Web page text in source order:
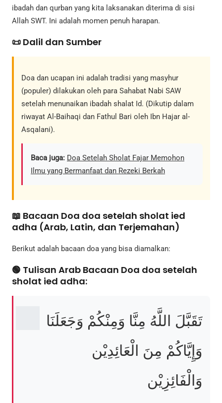
ibadah dan qurban yang kita laksanakan diterima di sisi
Allah SWT. Ini adalah momen penuh harapan.
📜 Dalil dan Sumber
Doa dan ucapan ini adalah tradisi yang masyhur
(populer) dilakukan oleh para Sahabat Nabi SAW
setelah menunaikan ibadah shalat Id. (Dikutip dalam
riwayat Al-Baihaqi dan Fathul Bari oleh Ibn Hajar al-
Asqalani).
Baca juga: Doa Setelah Sholat Fajar Memohon
Ilmu yang Bermanfaat dan Rezeki Berkah
📖 Bacaan Doa doa setelah sholat ied
adha (Arab, Latin, dan Terjemahan)
Berikut adalah bacaan doa yang bisa diamalkan:
🟢 Tulisan Arab Bacaan Doa doa setelah
sholat ied adha:
تَقَبَّلَ اللَّهُ مِنَّا وَمِنْكُمْ وَجَعَلَنَا
وَإِيَّاكُمْ مِنَ الْعَائِدِيْن
وَالْفَائِزِيْن